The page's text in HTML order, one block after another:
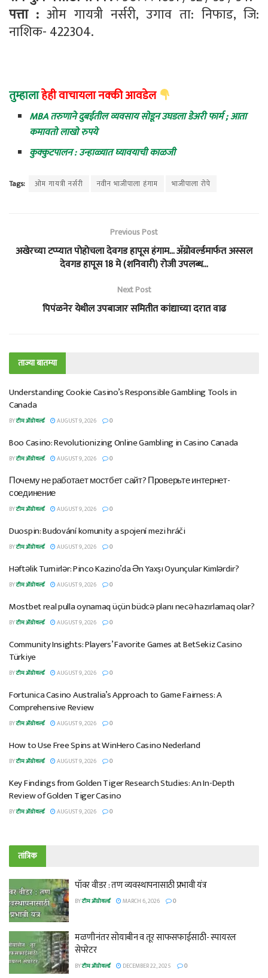
पत्ता : ओम गायत्री नर्सरी, उगाव ता: निफाड, जि:
नाशिक- 422304.
तुम्हालाहेही वाचायला नक्की आवडेल
MBA तरुणाने दुबईतील व्यवसाय सोडून उघडला डेअरी फार्म ; आता
कमावतो लाखो रुपये
कुक्कुटपालन : उन्हाळ्यात घ्यावयाची काळजी
Tags: ओम गायत्री नर्सरी नवीन भाजीपाला हंगाम भाजीपाला रोपे
Previous Post
अखेरच्या टप्प्यात पोहोचला देवगड हापूस हंगाम… ॲग्रोवर्ल्डमार्फत अस्सल
देवगड हापूस 18 मे (शनिवारी) रोजी उपलब्ध…
Next Post
पिपंळनेर येथील उपबाजार समितीत कांद्याच्या दरात वाढ
ताज्या बातम्या
Understanding Cookie Casino’s Responsible Gambling Tools in
Canada
BYटीम ॲग्रोवर्ल्ड AUGUST 9, 2026 0
Boo Casino: Revolutionizing Online Gambling in Casino Canada
BYटीम ॲग्रोवर्ल्ड AUGUST 9, 2026 0
Почему не работает мостбет сайт? Проверьте интернет-
соединение
BYटीम ॲग्रोवर्ल्ड AUGUST 9, 2026 0
Duospin: Budování komunity a spojení mezi hráči
BYटीम ॲग्रोवर्ल्ड AUGUST 9, 2026 0
Həftəlik Turnirlər: Pinco Kazino’da Ən Yaxşı Oyunçular Kimlərdir?
BYटीम ॲग्रोवर्ल्ड AUGUST 9, 2026 0
Mostbet real pulla oynamaq üçün büdcə planı necə hazırlamaq olar?
BYटीम ॲग्रोवर्ल्ड AUGUST 9, 2026 0
Community Insights: Players’ Favorite Games at BetSekiz Casino
Türkiye
BYटीम ॲग्रोवर्ल्ड AUGUST 9, 2026 0
Fortunica Casino Australia’s Approach to Game Fairness: A
Comprehensive Review
BYटीम ॲग्रोवर्ल्ड AUGUST 9, 2026 0
How to Use Free Spins at WinHero Casino Nederland
BYटीम ॲग्रोवर्ल्ड AUGUST 9, 2026 0
Key Findings from Golden Tiger Research Studies: An In-Depth
Review of Golden Tiger Casino
BYटीम ॲग्रोवर्ल्ड AUGUST 9, 2026 0
तांत्रिक
पॉवर वीडर : तण व्यवस्थापनासाठी प्रभावी यंत्र
BYटीम ॲग्रोवर्ल्ड MARCH 6, 2026 0
मळणीनंतर सोयाबीन व तूर साफसफाईसाठी- स्पायरल
सेपरेटर
BYटीम ॲग्रोवर्ल्ड DECEMBER 22, 2025 0